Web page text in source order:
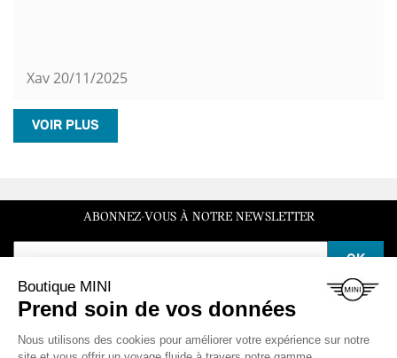
Xav20/11/2025
VOIR PLUS
ABONNEZ-VOUS À NOTRE NEWSLETTER
SERVICE CLIENT
Du lundi au vendredi de 10h à 12h et de 14h à 16h30